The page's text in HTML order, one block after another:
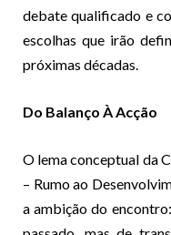
debate qualificado e
escolhas que irão
próximas décadas.
Do Balanço À Acção
O lema conceptual da
– Rumo ao
a ambição do